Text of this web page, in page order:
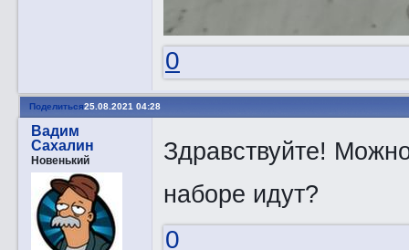
0
Поделиться25.08.2021 04:28
Вадим
Сахалин
Новенький
Здравствуйте!
наборе идут?
0